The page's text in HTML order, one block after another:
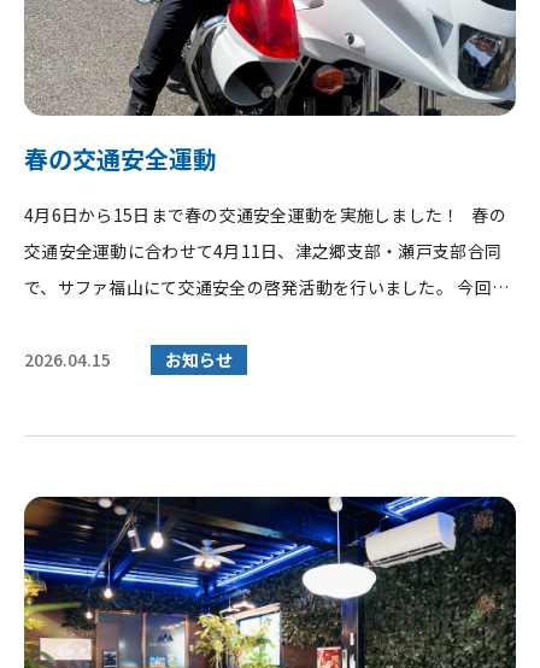
春の交通安全運動
4月6日から15日まで春の交通安全運動を実施しました！ 春の
交通安全運動に合わせて4月11日、津之郷支部・瀬戸支部合同
で、サファ福山にて交通安全の啓発活動を行いました。 今回は
2026.04.15
お知らせ